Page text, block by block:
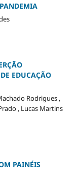
EDUCAÇÃO
Rodrigues ,
, Lucas Martins
PAINÉIS